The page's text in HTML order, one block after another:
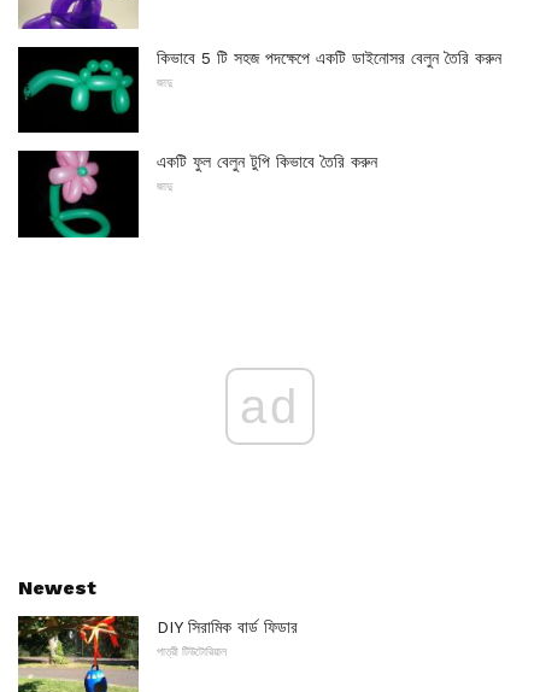
কিভাবে 5 টি সহজ পদক্ষেপে একটি ডাইনোসর বেলুন তৈরি করুন
জাদু
একটি ফুল বেলুন টুপি কিভাবে তৈরি করুন
জাদু
ad
Newest
DIY সিরামিক বার্ড ফিডার
পাত্রী টিউটোরিয়াল